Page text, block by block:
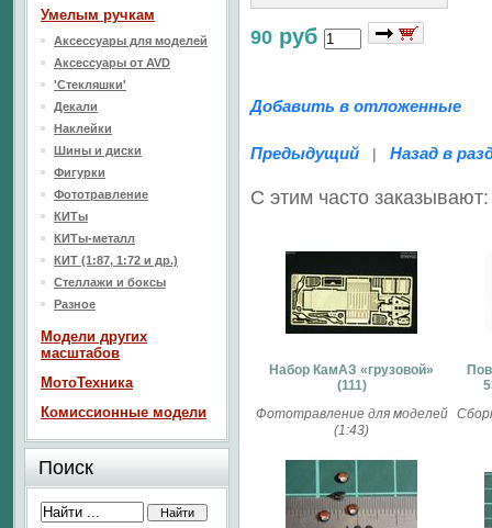
90 руб
Добавить в отложенные
Предыдущий | Назад в
С этим часто заказывают:
Набор КамАЗ «грузовой»
(111)
Фототравление для моделей
(1:43)
Умелым ручкам
Аксессуары для моделей
Аксессуары от AVD
'Стекляшки'
Декали
Наклейки
Шины и диски
Фигурки
Фототравление
КИТы
КИТы-металл
КИТ (1:87, 1:72 и др.)
Стеллажи и боксы
Разное
Модели других
масштабов
МотоТехника
Комиссионные модели
Поиск